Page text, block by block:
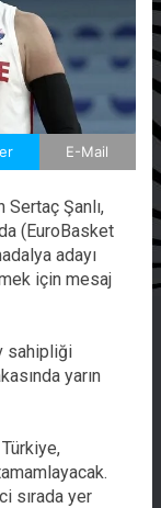
E-Mail
Sertaç Şanlı,
(EuroBasket
adayı
için mesaj
sahipliği
yarın
sırada yer